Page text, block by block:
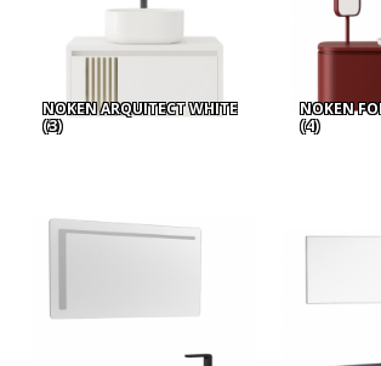
NOKEN ARQUITECT WHITE
(3)
NOKEN
(4)